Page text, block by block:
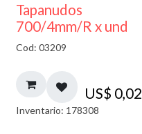
Tapanudos
700/4mm/R x und
Cod: 03209
US$ 0,02
Inventario: 178308